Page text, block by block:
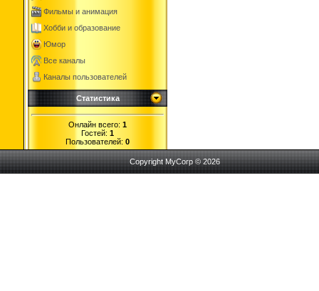
Фильмы и анимация
Хобби и образование
Юмор
Все каналы
Каналы пользователей
Статистика
Онлайн всего: 1
Гостей: 1
Пользователей: 0
Copyright MyCorp © 2026